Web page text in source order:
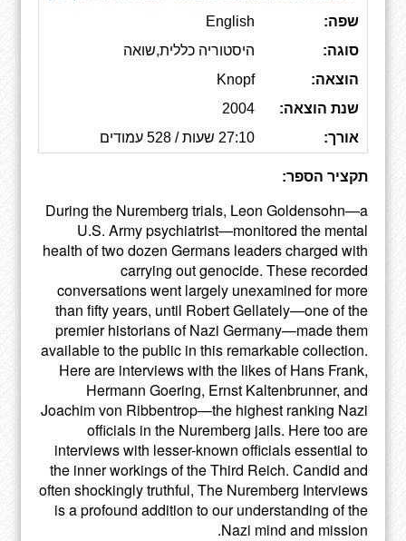
שפה:
English
סוגה:
היסטוריה כללית,שואה
הוצאה:
Knopf
שנת הוצאה:
2004
אורך:
27:10 שעות / 528 עמודים
תקציר הספר:
During the Nuremberg trials, Leon Goldensohn—a
U.S. Army psychiatrist—monitored the mental
health of two dozen Germans leaders charged with
carrying out genocide. These recorded
conversations went largely unexamined for more
than fifty years, until Robert Gellately—one of the
premier historians of Nazi Germany—made them
available to the public in this remarkable collection.
Here are interviews with the likes of Hans Frank,
Hermann Goering, Ernst Kaltenbrunner, and
Joachim von Ribbentrop—the highest ranking Nazi
officials in the Nuremberg jails. Here too are
interviews with lesser-known officials essential to
the inner workings of the Third Reich. Candid and
often shockingly truthful, The Nuremberg Interviews
is a profound addition to our understanding of the
Nazi mind and mission.